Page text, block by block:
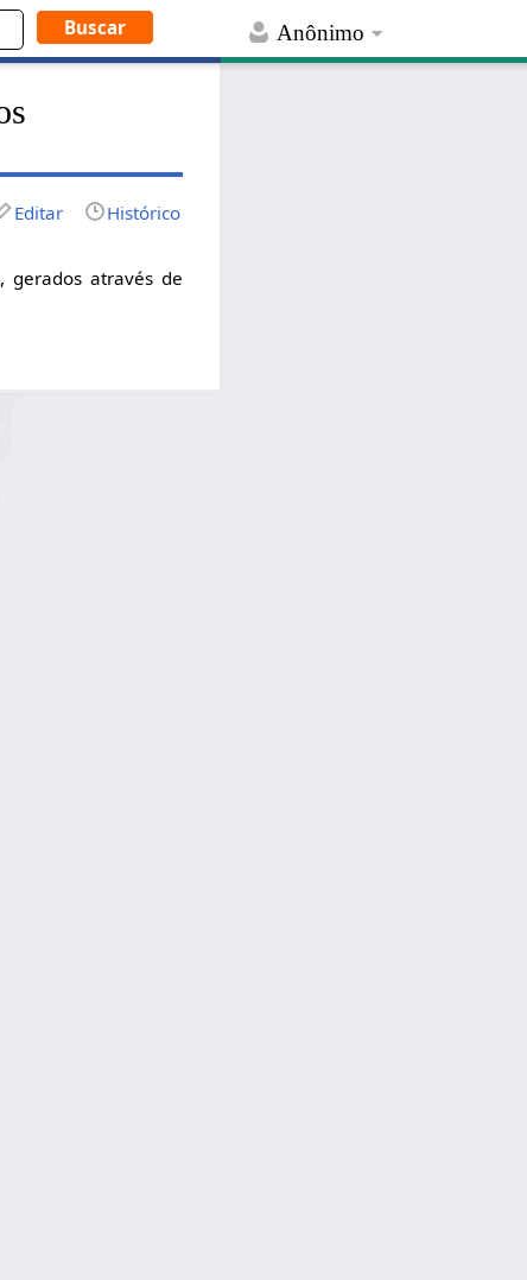
Anônimo
Editar Histórico
gerados através de